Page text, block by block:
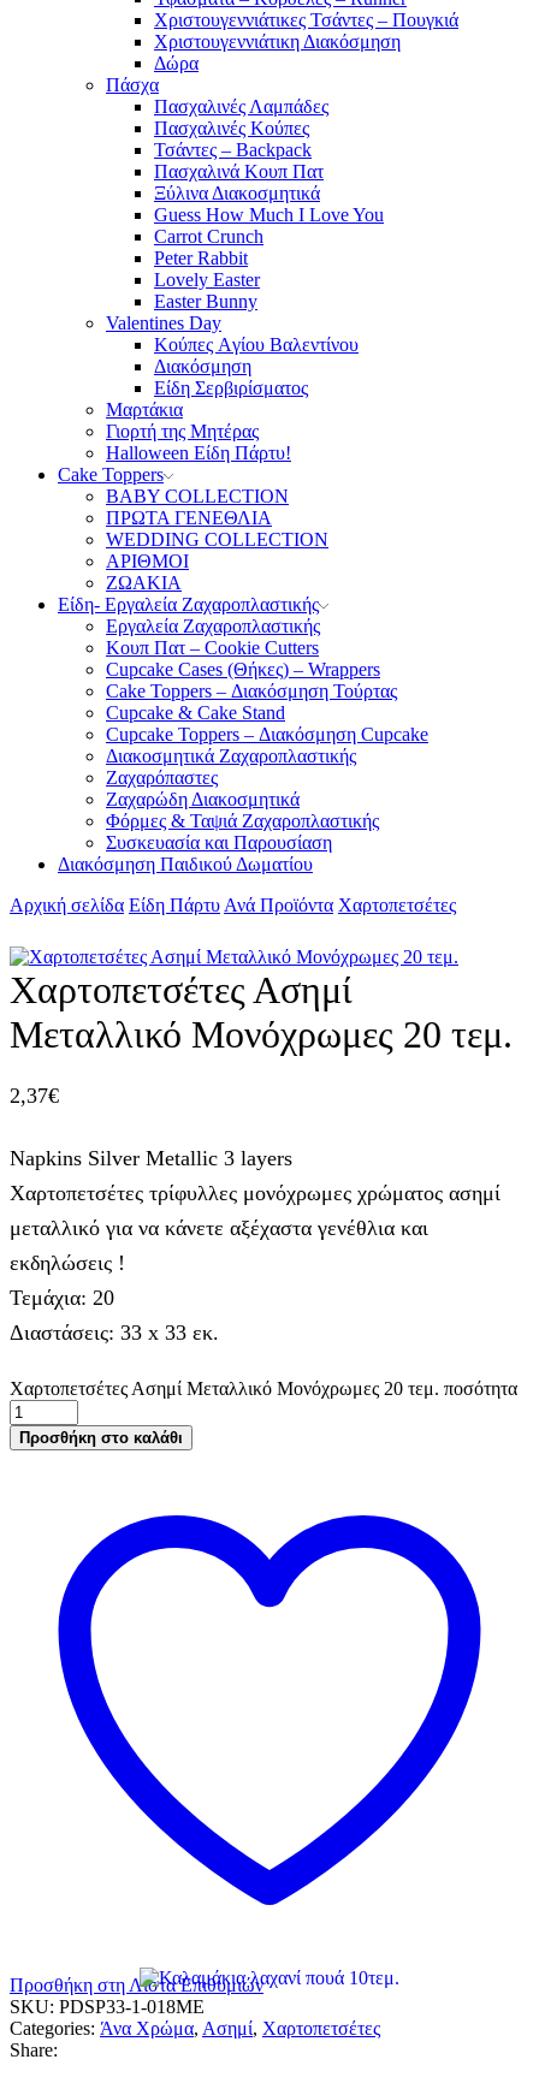
Χριστουγεννιάτικες Τσάντες – Πουγκιά
Χριστουγεννιάτικη Διακόσμηση
Δώρα
Πάσχα
Πασχαλινές Λαμπάδες
Πασχαλινές Κούπες
Τσάντες – Backpack
Πασχαλινά Κουπ Πατ
Ξύλινα Διακοσμητικά
Guess How Much I Love You
Carrot Crunch
Peter Rabbit
Lovely Easter
Easter Bunny
Valentines Day
Κούπες Aγίου Βαλεντίνου
Διακόσμηση
Είδη Σερβιρίσματος
Μαρτάκια
Γιορτή της Μητέρας
Halloween Είδη Πάρτυ!
Cake Toppers
BABY COLLECTION
ΠΡΩΤΑ ΓΕΝΕΘΛΙΑ
WEDDING COLLECTION
ΑΡΙΘΜΟΙ
ΖΩΑΚΙΑ
Είδη- Εργαλεία Ζαχαροπλαστικής
Εργαλεία Ζαχαροπλαστικής
Κουπ Πατ – Cookie Cutters
Cupcake Cases (Θήκες) – Wrappers
Cake Toppers – Διακόσμηση Τούρτας
Cupcake & Cake Stand
Cupcake Toppers – Διακόσμηση Cupcake
Διακοσμητικά Ζαχαροπλαστικής
Ζαχαρόπαστες
Ζαχαρώδη Διακοσμητικά
Φόρμες & Ταψιά Ζαχαροπλαστικής
Συσκευασία και Παρουσίαση
Διακόσμηση Παιδικού Δωματίου
Αρχική σελίδα Είδη Πάρτυ Ανά Προϊόντα Χαρτοπετσέτες
Χαρτοπετσέτες Ασημί
Μεταλλικό Μονόχρωμες 20 τεμ.
2,37€
Napkins Silver Metallic 3 layers
Χαρτοπετσέτες τρίφυλλες μονόχρωμες χρώματος ασημί
μεταλλικό για να κάνετε αξέχαστα γενέθλια και
εκδηλώσεις !
Τεμάχια: 20
Διαστάσεις: 33 x 33 εκ.
Χαρτοπετσέτες Ασημί Μεταλλικό Μονόχρωμες 20 τεμ. ποσότητα
Προσθήκη στο καλάθι
Προσθήκη στη Λίστα Επιθυμιών
SKU: PDSP33-1-018ME
Categories: Άνα Χρώμα, Ασημί, Χαρτοπετσέτες
Share: